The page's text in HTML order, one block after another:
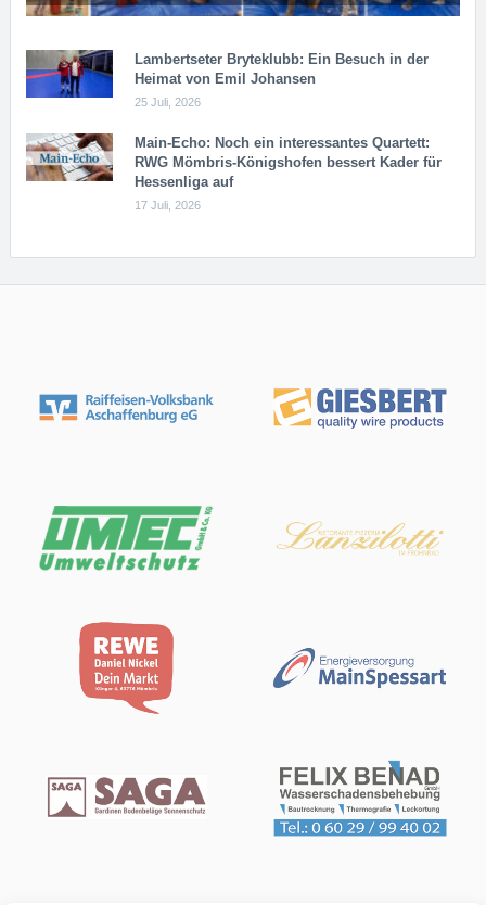
Lambertseter Bryteklubb: Ein Besuch in der
Heimat von Emil Johansen
25 Juli, 2026
Main-Echo: Noch ein in­ter­es­san­tes Quar­tett:
RWG Möm­b­ris-Kö­n­igs­ho­fen bessert Kader für
Hessenliga auf
17 Juli, 2026